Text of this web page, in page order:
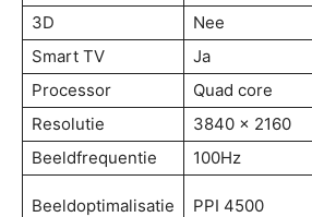
3D
Nee
Smart TV
Ja
Processor
Quad core
Resolutie
3840 x 2160
Beeldfrequentie
100Hz
Beeldoptimalisatie PPI 4500